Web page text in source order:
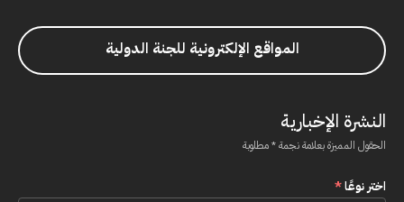
المواقع الإلكترونية للجنة الدولية
النشرة الإخبارية
الحقول المميزة بعلامة نجمة * مطلوبة
اختر نوعًا*